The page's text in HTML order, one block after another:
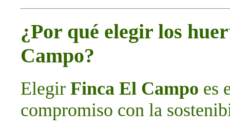
¿Por qué elegir los
Campo?
Elegir Finca El Campo es
compromiso con la